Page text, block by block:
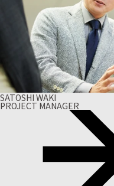
SATOSHI WAKI
PROJECT MANAGER